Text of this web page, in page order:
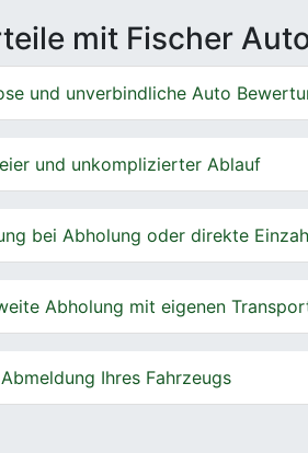
mit Fischer
und unverbindliche Auto
und unkomplizierter Ablauf
bei Abholung oder direkte
Abholung mit eigenen
Ihres Fahrzeugs